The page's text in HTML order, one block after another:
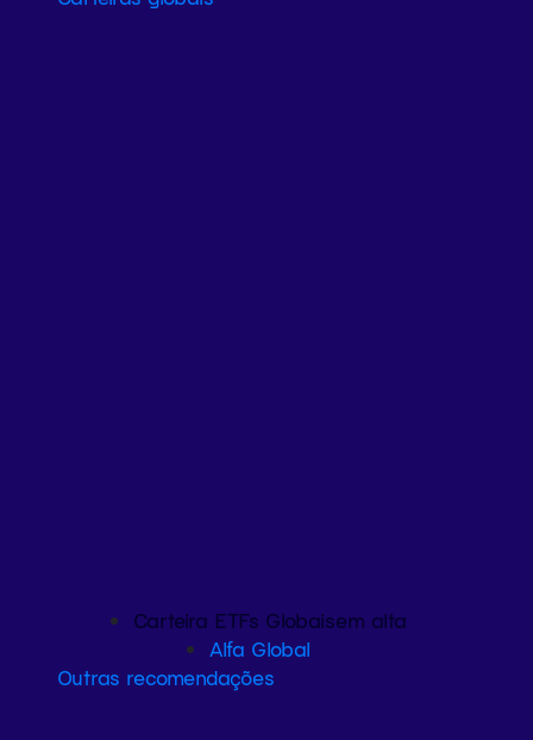
Carteira ETFs Globaisem alta
Alfa Global
Outras recomendações